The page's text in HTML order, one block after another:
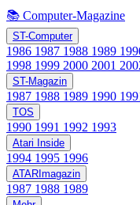
📚 Computer-Magazine
ST-Computer
1986 1987 1988 1989
1998 1999 2000 2001
ST-Magazin
1987 1988 1989 1990
TOS
1990 1991 1992 1993
Atari Inside
1994 1995 1996
ATARImagazin
1987 1988 1989